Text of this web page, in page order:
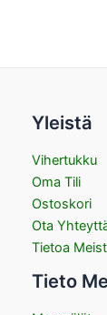
Yleistä
Vihertukku
Oma Tili
Ostoskori
Ota
Tietoa
Tieto